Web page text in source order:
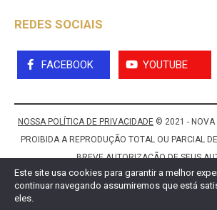
REDES SOCIAIS
FACEBOOK YOUTUBE
NOSSA POLÍTICA DE PRIVACIDADE © 2021 - NOVA
PROIBIDA A REPRODUÇÃO TOTAL OU PARCIAL
BREVE AUTORIZAÇÃO DE SEUS
Este site usa cookies para garantir a melhor
continuar navegando assumiremos que está
eles.